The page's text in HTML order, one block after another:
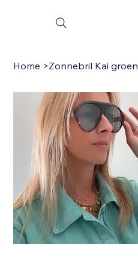
Home >Zonnebril Kai groen